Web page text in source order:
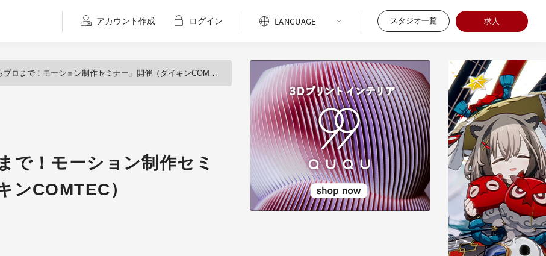
アカウント作成 ログイン スタジオ一覧 求人
プロまで！モーション制作セミナー」開催（ダイキンCOMTEC）
で！モーション制作セミ
ンCOMTEC）